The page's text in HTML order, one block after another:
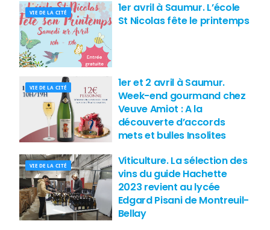
VIE DE LA CITÉ
1er avril à Saumur. L’école
St Nicolas fête le printemps
VIE DE LA CITÉ
1er et 2 avril à Saumur.
Week-end gourmand chez
Veuve Amiot : A la
découverte d’accords
mets et bulles Insolites
VIE DE LA CITÉ
Viticulture. La sélection des
vins du guide Hachette
2023 revient au lycée
Edgard Pisani de Montreuil-
Bellay